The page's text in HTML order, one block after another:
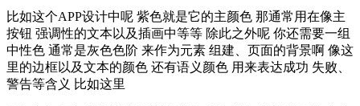
比如这个APP设计中呢 紫色就是它的主颜色 那通常用在像主
按钮 强调性的文本以及插画中等等 除此之外呢 你还需要一组
中性色 通常是灰色色阶 来作为元素 组建、页面的背景啊 像这
里的边框以及文本的颜色 还有语义颜色 用来表达成功 失败、
警告等含义 比如这里